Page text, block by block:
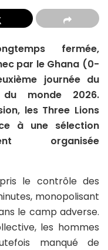
fermée,
par le Ghana (0-
journée du
monde 2026.
les Three Lions
à une sélection
organisée
le contrôle des
monopolisant
le camp adverse.
les hommes
manqué de